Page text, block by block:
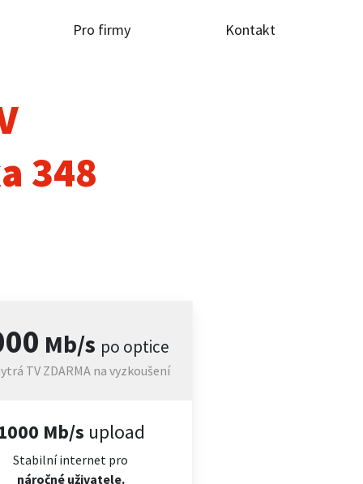
Pro firmy Kontakt
348
Mb/s po optice
TV ZDARMA na vyzkoušení
Mb/s upload
Stabilní internet pro
náročnéuživatele.